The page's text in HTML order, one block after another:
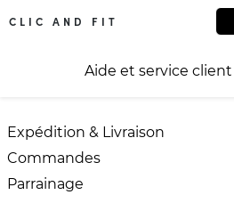
CLIC AND FIT
Aide et service client
Expédition & Livraison
Commandes
Parrainage